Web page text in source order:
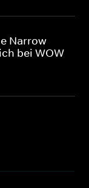
Narrow
bei WOW